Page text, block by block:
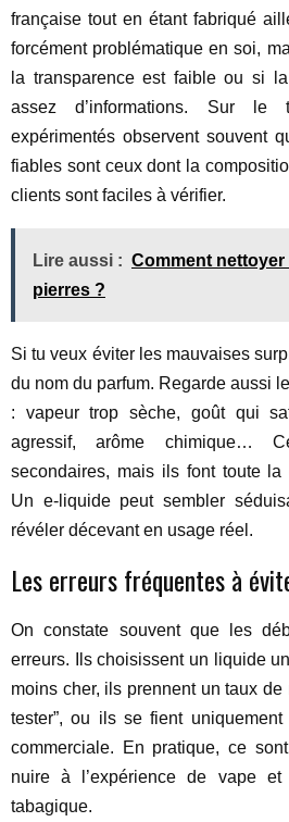
française tout en étant fabriqué
forcément problématique en soi,
la transparence est faible ou si
assez d’informations. Sur le
expérimentés observent souvent
fiables sont ceux dont la
clients sont faciles à vérifier.
Lire aussi : Comment
pierres ?
Si tu veux éviter les mauvaises
du nom du parfum. Regarde aussi
: vapeur trop sèche, goût qui
agressif, arôme chimique…
secondaires, mais ils font toute la
Un e-liquide peut sembler
révéler décevant en usage réel.
Les erreurs fréquentes à
On constate souvent que les
erreurs. Ils choisissent un liquide
moins cher, ils prennent un taux de
tester”, ou ils se fient
commerciale. En pratique, ce
nuire à l’expérience de vape et
tabagique.